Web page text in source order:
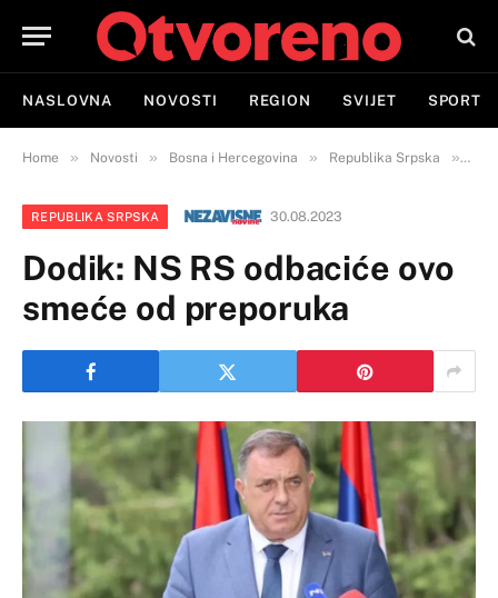
NASLOVNA NOVOSTI REGION SVIJET SPORT
Home » Novosti » Bosna i Hercegovina » Republika Srpska »
REPUBLIKA SRPSKA 30.08.2023
Dodik: NS RS odbaciće ovo
smeće od preporuka